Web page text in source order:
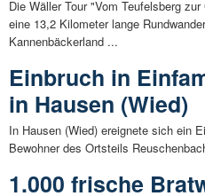
Die Wäller Tour "Vom Teufelsberg
eine 13,2 Kilometer lange
Kannenbäckerland ...
Einbruch in
in Hausen (Wied)
In Hausen (Wied) ereignete sich ein
Bewohner des Ortsteils
1.000 frische